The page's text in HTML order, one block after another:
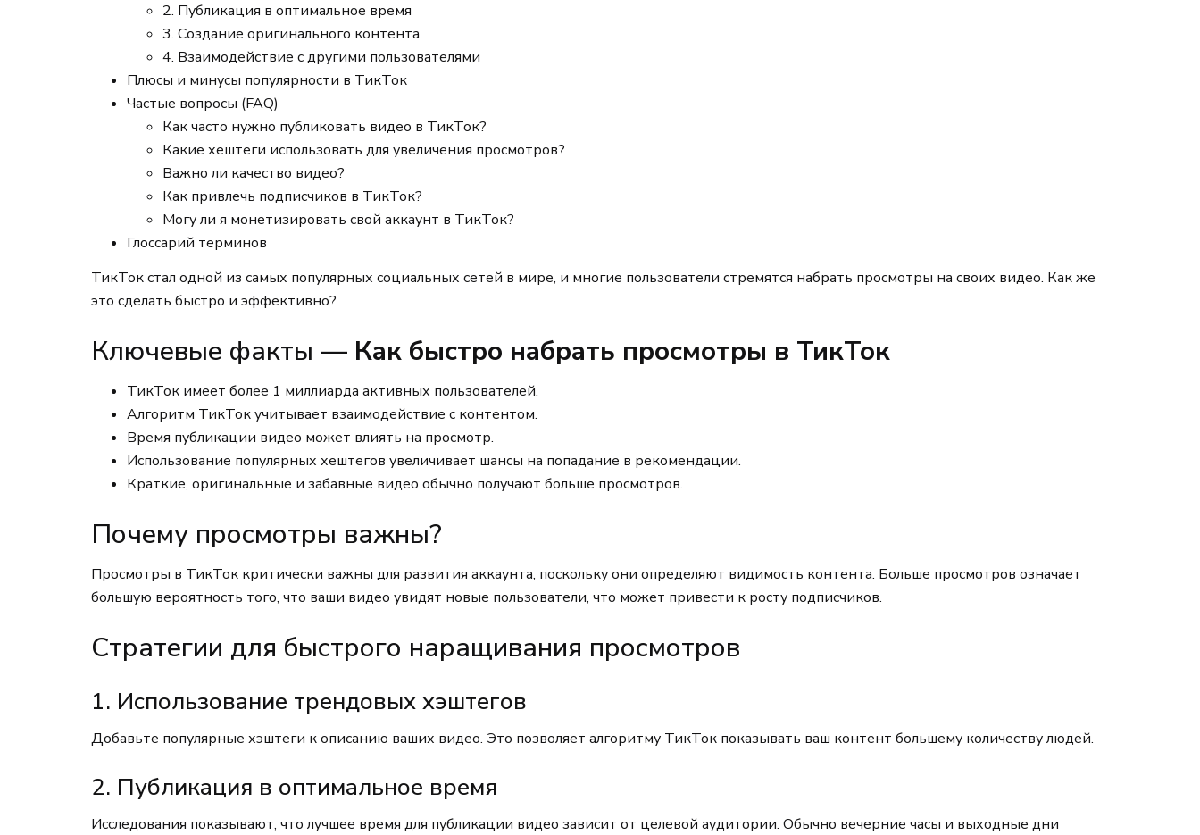
2. Публикация в оптимальное время
3. Создание оригинального контента
4. Взаимодействие с другими пользователями
Плюсы и минусы популярности в ТикТок
Частые вопросы (FAQ)
Как часто нужно публиковать видео в ТикТок?
Какие хештеги использовать для увеличения просмотров?
Важно ли качество видео?
Как привлечь подписчиков в ТикТок?
Могу ли я монетизировать свой аккаунт в ТикТок?
Глоссарий терминов
ТикТок стал одной из самых популярных социальных сетей в мире, и многие пользователи стремятся набрать просмотры на своих видео. Как же
это сделать быстро и эффективно?
Ключевые факты — Как быстро набрать просмотры в ТикТок
ТикТок имеет более 1 миллиарда активных пользователей.
Алгоритм ТикТок учитывает взаимодействие с контентом.
Время публикации видео может влиять на просмотр.
Использование популярных хештегов увеличивает шансы на попадание в рекомендации.
Краткие, оригинальные и забавные видео обычно получают больше просмотров.
Почему просмотры важны?
Просмотры в ТикТок критически важны для развития аккаунта, поскольку они определяют видимость контента. Больше просмотров означает
большую вероятность того, что ваши видео увидят новые пользователи, что может привести к росту подписчиков.
Стратегии для быстрого наращивания просмотров
1. Использование трендовых хэштегов
Добавьте популярные хэштеги к описанию ваших видео. Это позволяет алгоритму ТикТок показывать ваш контент большему количеству людей.
2. Публикация в оптимальное время
Исследования показывают, что лучшее время для публикации видео зависит от целевой аудитории. Обычно вечерние часы и выходные дни